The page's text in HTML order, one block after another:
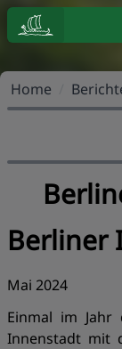
Home
Berliner
Mai 2024
Einmal im
Innenstadt mit